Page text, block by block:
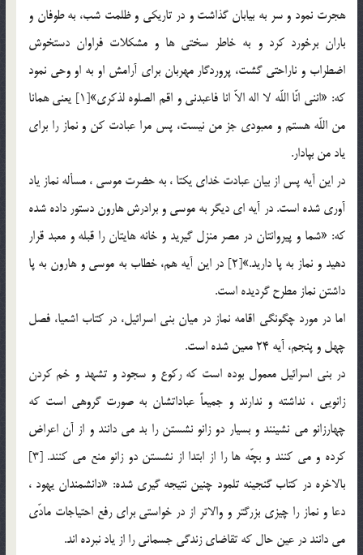
هجرت نمود و سر به بيابان گذاشت و در تاريكي و ظلمت شب، به طوفان و
باران برخورد كرد و به خاطر سختي ها و مشكلات فراوان دستخوش
اضطراب و ناراحتي گشت، پروردگار مهربان براي آرامش او به او وحي نمود
كه: «انني انّا اللّه لا اله الاّ انا فاعبدني و اقم الصلوه لذكري»[1] يعني همانا
من اللّه هستم و معبودي جز من نيست، پس مرا عبادت كن و نماز را براي
ياد من بپادار.
در اين آيه پس از بيان عبادت خداي يكتا ، به حضرت موسي ، مسأله نماز ياد
آوري شده است. در آيه اي ديگر به موسي و برادرش هارون دستور داده شده
كه: «شما و پيروانتان در مصر منزل گيريد و خانه هايتان را قبله و معبد قرار
دهيد و نماز به پا داريد.»[2] در اين آيه هم، خطاب به موسي و هارون به پا
داشتن نماز مطرح گرديده است.
اما در مورد چگونگي اقامه نماز در ميان بني اسرائيل، در كتاب اشعيا، فصل
چهل و پنجم، آيه 24 معين شده است.
در بني اسرائيل معمول بوده است كه ركوع و سجود و تشهد و خم كردن
زانويي ، نداشته و ندارند و جميعاً عباداتشان به صورت گروهي است كه
چهارزانو مي نشينند و بسيار دو زانو نشستن را بد مي دانند و از آن اعراض
كرده و مي كنند و بچّه ها را از ابتدا از نشستن دو زانو منع مي كنند. [3]
بالاخره در كتاب گنجينه تلمود چنين نتيجه گيري شده: «دانشمندان يهود ،
دعا و نماز را چيزي بزرگتر و والاتر از در خواستي براي رفع احتياجات مادّي
مي دانند در عين حال كه تقاضاي زندگي جسماني را از ياد نبرده اند.